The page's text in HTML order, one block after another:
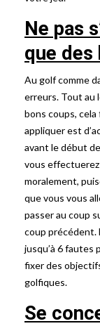
Ne pas
que des
Au golf comme
erreurs. Tout au
bons coups,
appliquer est
avant le début
vous effectuerez
moralement,
que vous vous
passer au coup
coup précédent.
jusqu’à 6 fautes
fixer des
golfiques.
Se